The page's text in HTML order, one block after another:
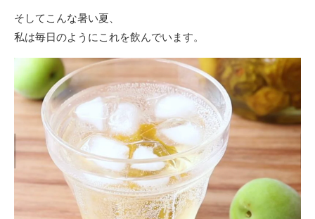
そしてこんな暑い夏、
私は毎日のようにこれを飲んでいます。